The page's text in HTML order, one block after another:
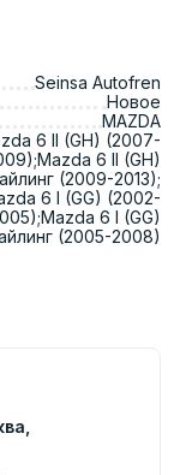
Seinsa Autofren
Новое
MAZDA
6 II (GH) (2007-
6 II (GH)
(2009-2013);
6 I (GG) (2002-
6 I (GG)
(2005-2008)